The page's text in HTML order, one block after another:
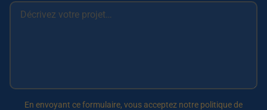
En envoyant ce formulaire, vous acceptez notre politique de